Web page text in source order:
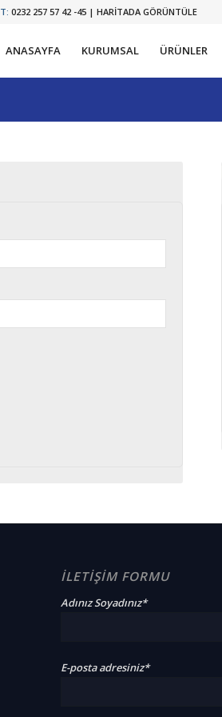
T: 0232 257 57 42 -45 | HARİTADA GÖRÜNTÜLE
ANASAYFA KURUMSAL ÜRÜNLER
İLETİŞİM FORMU
Adınız Soyadınız*
E-posta adresiniz*